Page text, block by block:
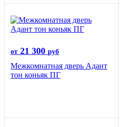
от 21 300 руб
Межкомнатная дверь Адант
тон коньяк ПГ